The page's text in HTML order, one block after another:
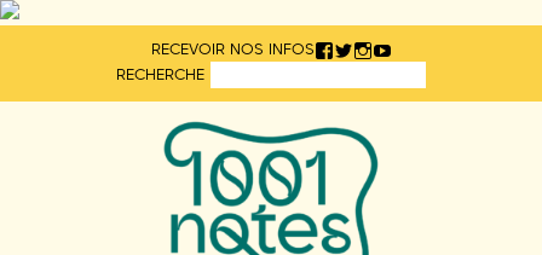
RECEVOIR NOS INFOS
RECHERCHE